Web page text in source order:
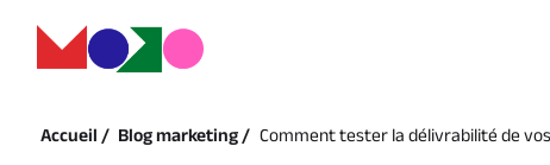
Accueil / Blog marketing / Comment tester la délivrabilité de